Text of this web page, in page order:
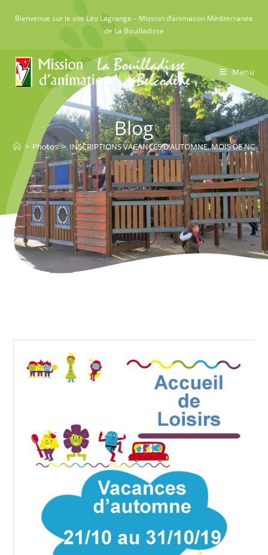
Bienvenue sur le site Léo Lagrange – Mission d’animation Méditerranée
de La Bouilladisse
Menu
Blog
> Photos > INSCRIPTIONS VACANCES D’AUTOMNE, MOIS DE